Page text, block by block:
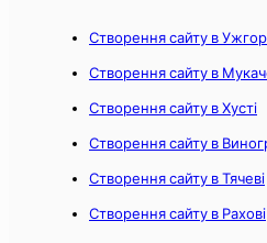
Створення сайту в
Створення сайту в
Створення сайту в Хусті
Створення сайту в
Створення сайту в Тячеві
Створення сайту в Рахові